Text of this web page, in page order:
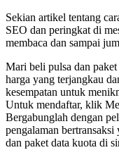
Sekian artikel tentang
SEO dan peringkat di
membaca dan sampai
Mari beli pulsa dan
harga yang terjangkau
kesempatan untuk
Untuk mendaftar, klik
Bergabunglah dengan
pengalaman
dan paket data kuota di